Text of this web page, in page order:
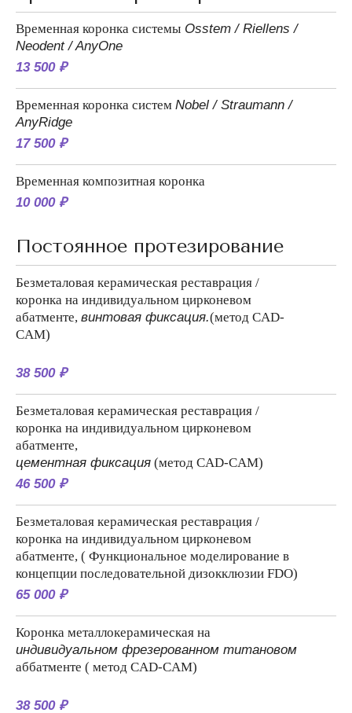
Временная коронка системы Osstem / Riellens /
Neodent / AnyOne
13 500 ₽
Временная коронка систем Nobel / Straumann /
AnyRidge
17 500 ₽
Временная композитная коронка
10 000 ₽
Постоянное протезирование
Безметаловая керамическая реставрация /
коронка на индивидуальном цирконевом
абатменте, винтовая фиксация.(метод CAD-
CAM)
38 500 ₽
Безметаловая керамическая реставрация /
коронка на индивидуальном цирконевом
абатменте,
цементная фиксация (метод CAD-CAM)
46 500 ₽
Безметаловая керамическая реставрация /
коронка на индивидуальном цирконевом
абатменте, ( Функциональное моделирование в
концепции последовательной дизокклюзии FDO)
65 000 ₽
Коронка металлокерамическая на
индивидуальном фрезерованном титановом
аббатменте ( метод CAD-CAM)
38 500 ₽